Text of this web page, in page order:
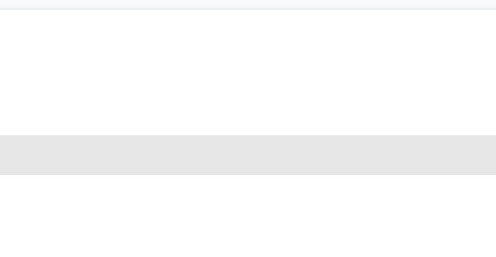
می‌دهد و در کنار خیال‌پردازی، آن را به تجربه‌ای انسانی
امکان‌هایی که کنار گذاشته و تأثیر رابطه‌ها بر زندگی.
و قابل تصور مطرح می‌کند.
می‌شود؟